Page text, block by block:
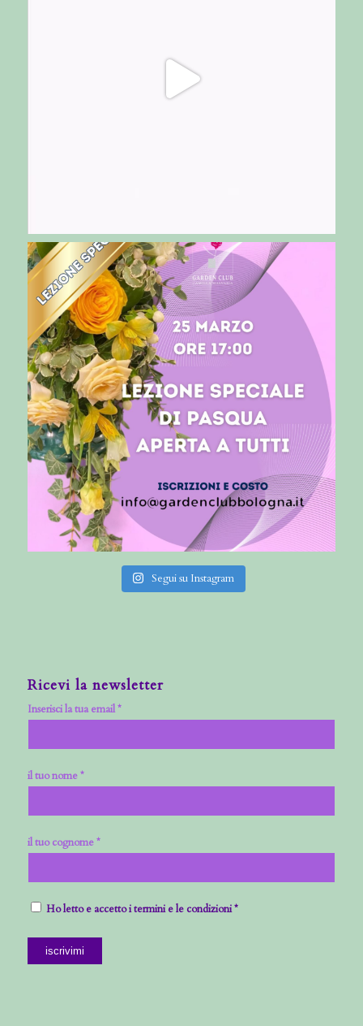
Segui su Instagram
Ricevi la newsletter
Inserisci la tua email *
il tuo nome *
il tuo cognome *
Ho letto e accetto i termini e le condizioni *